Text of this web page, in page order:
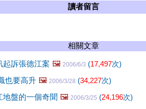
讀者留言
相關文章
起訴張德江案 🖼️ 2006/6/3 (17,497次)
也要高升 🖼️ 2006/3/28 (34,227次)
盤的一個奇聞 🖼️ 2006/3/25 (24,196次)